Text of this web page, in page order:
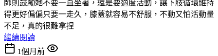
師則鼓勵她不要一直坐著，還是要適度活動，讓下肢循環維持
得更好偏偏只要一走久，膝蓋就容易不舒服，不動又怕活動量
不足，真的很難拿捏
繼續閱讀
1個月前